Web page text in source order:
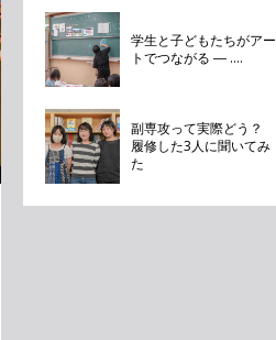
学生と子どもたちがアー
トでつながる ― ....
副専攻って実際どう？
履修した3人に聞いてみ
た